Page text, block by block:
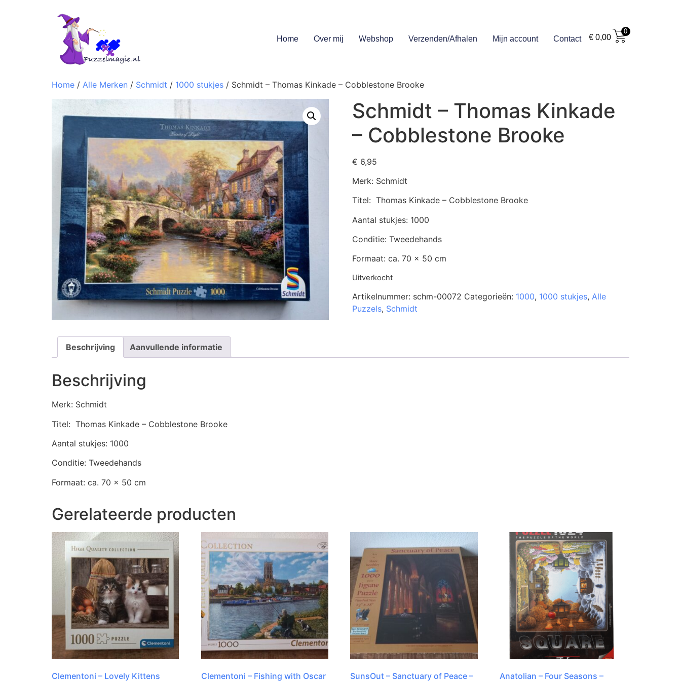
Home Over mij Webshop Verzenden/Afhalen Mijn account Contact €0,00
0
Home / Alle Merken / Schmidt / 1000 stukjes / Schmidt – Thomas Kinkade – Cobblestone Brooke
Schmidt – Thomas Kinkade
– Cobblestone Brooke
€ 6,95
Merk: Schmidt
Titel: Thomas Kinkade – Cobblestone Brooke
Aantal stukjes: 1000
Conditie: Tweedehands
Formaat: ca. 70 x 50 cm
Uitverkocht
Artikelnummer: schm-00072 Categorieën: 1000, 1000 stukjes, Alle
Puzzels, Schmidt
Beschrijving Aanvullende informatie
Beschrijving
Merk: Schmidt
Titel: Thomas Kinkade – Cobblestone Brooke
Aantal stukjes: 1000
Conditie: Tweedehands
Formaat: ca. 70 x 50 cm
Gerelateerde producten
Clementoni – Lovely Kittens Clementoni – Fishing with Oscar
SunsOut – Sanctuary of Peace –
Anatolian – Four Seasons –